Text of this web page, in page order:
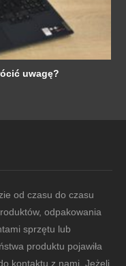
uwagę?
od czasu do czasu
odpakowania
sprzętu lub
produktu pojawiła
kontaktu z nami. Jeżeli